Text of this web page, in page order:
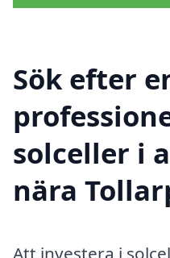
Sök efter
solceller i
nära
Att investera i